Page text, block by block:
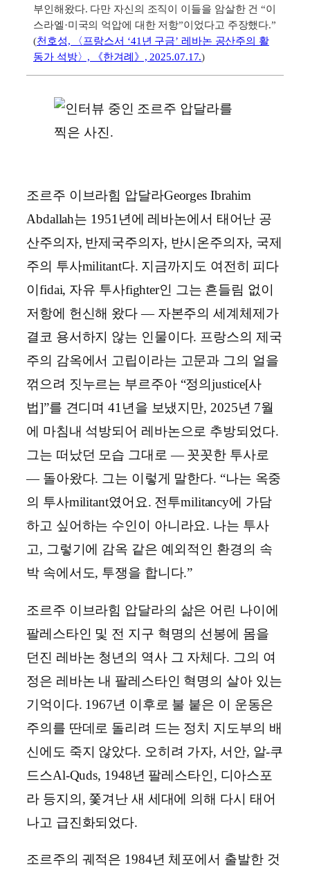
부인해왔다. 다만 자신의 조직이 이들을 암살한 건 “이
스라엘·미국의 억압에 대한 저항”이었다고 주장했다.”
(천호성, 〈프랑스서 ‘41년 구금’ 레바논 공산주의 활
동가 석방〉, 《한겨례》, 2025.07.17.)
조르주 이브라힘 압달라Georges Ibrahim
Abdallah는 1951년에 레바논에서 태어난 공
산주의자, 반제국주의자, 반시온주의자, 국제
주의 투사militant다. 지금까지도 여전히 피다
이fidai, 자유 투사fighter인 그는 흔들림 없이
저항에 헌신해 왔다 ― 자본주의 세계체제가
결코 용서하지 않는 인물이다. 프랑스의 제국
주의 감옥에서 고립이라는 고문과 그의 얼을
꺾으려 짓누르는 부르주아 “정의justice[사
법]”를 견디며 41년을 보냈지만, 2025년 7월
에 마침내 석방되어 레바논으로 추방되었다.
그는 떠났던 모습 그대로 ― 꼿꼿한 투사로
― 돌아왔다. 그는 이렇게 말한다. “나는 옥중
의 투사militant였어요. 전투militancy에 가담
하고 싶어하는 수인이 아니라요. 나는 투사
고, 그렇기에 감옥 같은 예외적인 환경의 속
박 속에서도, 투쟁을 합니다.”
조르주 이브라힘 압달라의 삶은 어린 나이에
팔레스타인 및 전 지구 혁명의 선봉에 몸을
던진 레바논 청년의 역사 그 자체다. 그의 여
정은 레바논 내 팔레스타인 혁명의 살아 있는
기억이다. 1967년 이후로 불 붙은 이 운동은
주의를 딴데로 돌리려 드는 정치 지도부의 배
신에도 죽지 않았다. 오히려 가자, 서안, 알-쿠
드스Al-Quds, 1948년 팔레스타인, 디아스포
라 등지의, 쫓겨난 새 세대에 의해 다시 태어
나고 급진화되었다.
조르주의 궤적은 1984년 체포에서 출발한 것